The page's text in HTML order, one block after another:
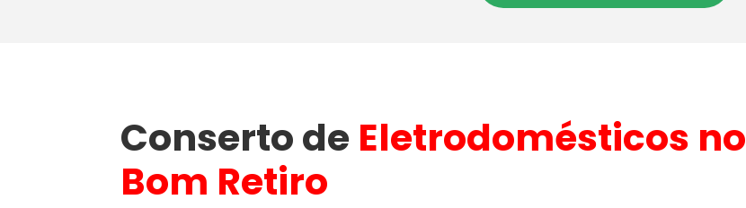
Conserto de Eletrodomésticos no
Bom Retiro